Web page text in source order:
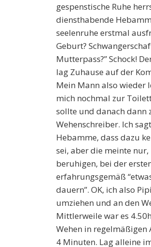
gespenstische Ruhe
diensthabende
seelenruhe erstmal
Geburt?
Mutterpass?” Schock!
lag Zuhause auf der
Mein Mann also wieder
mich nochmal zur
sollte und danach dann
Wehenschreiber. Ich
Hebamme, dass dazu
sei, aber die meinte
beruhigen, bei der
erfahrungsgemäß
dauern”. OK, ich also
umziehen und an den
Mittlerweile war es
Wehen in regelmäßigen
4 Minuten. Lag alleine